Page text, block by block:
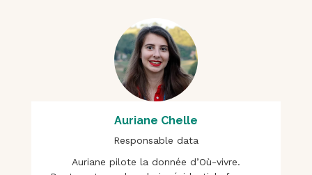
Auriane Chelle
Responsable data
Auriane pilote la donnée d’Où-vivre.